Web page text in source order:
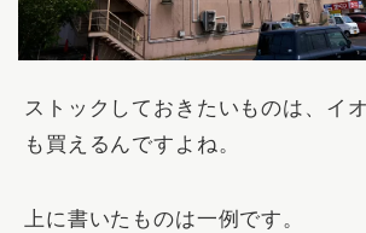
ストックしておきたいものは、イ
も買えるんですよね。
上に書いたものは一例です。